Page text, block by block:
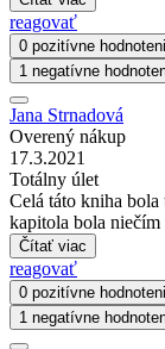
reagovať
0 pozitívne
1 negatívne
Jana Strnadová
Overený nákup
17.3.2021
Totálny úlet
Celá táto kniha
kapitola bola niečím
Čítať viac
reagovať
0 pozitívne
1 negatívne